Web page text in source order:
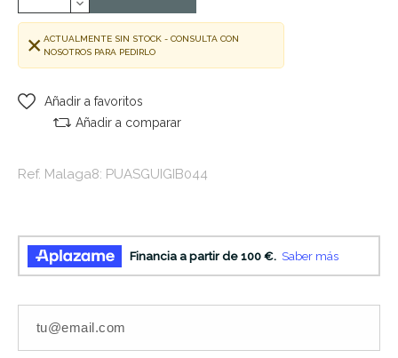
ACTUALMENTE SIN STOCK - CONSULTA CON
NOSOTROS PARA PEDIRLO
Añadir a favoritos
Añadir a comparar
Ref. Malaga8: PUASGUIGIB044